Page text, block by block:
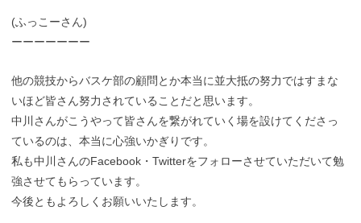
(ふっこーさん)
ーーーーーーー
他の競技からバスケ部の顧問とか本当に並大抵の努力ではすまな
いほど皆さん努力されていることだと思います。
中川さんがこうやって皆さんを繋がれていく場を設けてくださっ
ているのは、本当に心強いかぎりです。
私も中川さんのFacebook・Twitterをフォローさせていただいて勉
強させてもらっています。
今後ともよろしくお願いいたします。